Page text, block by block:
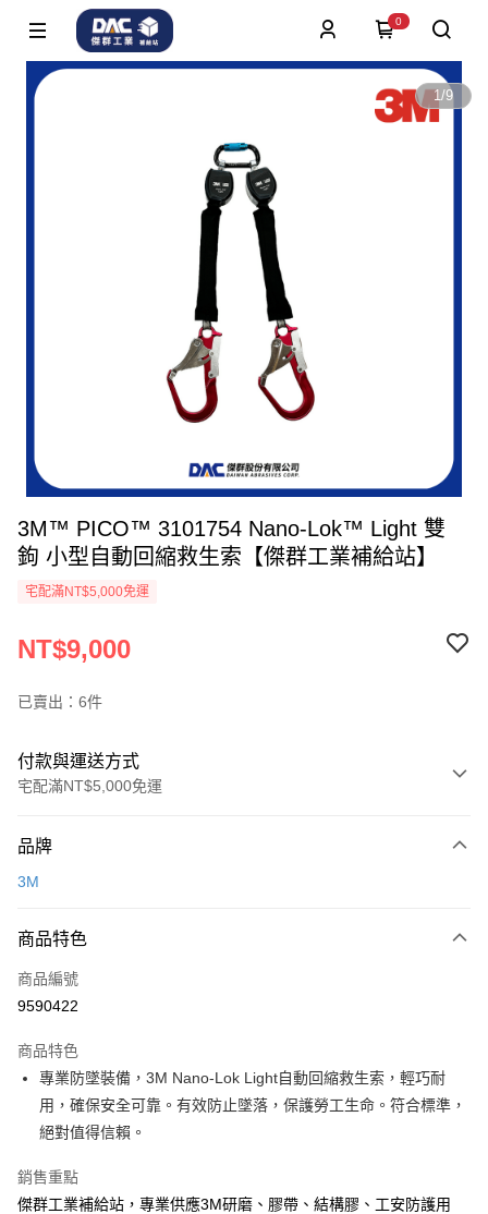
0
1/9
3M™ PICO™ 3101754 Nano-Lok™ Light 雙
鉤 小型自動回縮救生索【傑群工業補給站】
宅配滿NT$5,000免運
NT$9,000
已賣出：6件
付款與運送方式
宅配滿NT$5,000免運
信用卡一次付款
LINE Pay
Apple Pay
悠遊付
全盈+PAY
全家取貨付款
品牌
3M
商品特色
商品編號
9590422
商品特色
專業防墜裝備，3M Nano-Lok Light自動回縮救生索，輕巧耐
用，確保安全可靠。有效防止墜落，保護勞工生命。符合標準，
絕對值得信賴。
銷售重點
傑群工業補給站，專業供應3M研磨、膠帶、結構膠、工安防護用